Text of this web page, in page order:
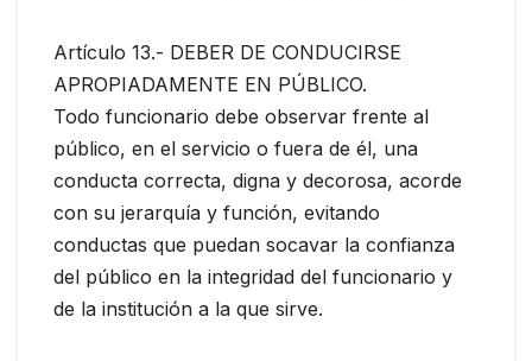
Artículo 13.- DEBER DE CONDUCIRSE
APROPIADAMENTE EN PÚBLICO.
Todo funcionario debe observar frente al
público, en el servicio o fuera de él, una
conducta correcta, digna y decorosa, acorde
con su jerarquía y función, evitando
conductas que puedan socavar la confianza
del público en la integridad del funcionario y
de la institución a la que sirve.